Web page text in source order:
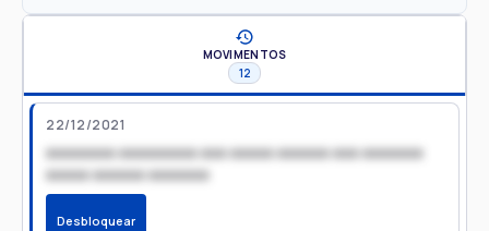
MOVIMENTOS
12
22/12/2021
xxxxxxxx xxxxxxxxx xxx xxxxx xxxxxx xxx xxxxxxx
xxxxx xxxxxx xxxxxxx
Desbloquear